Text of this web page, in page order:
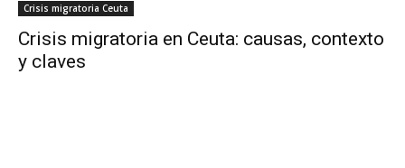
Crisis migratoria Ceuta
Crisis migratoria en Ceuta: causas, contexto
y claves